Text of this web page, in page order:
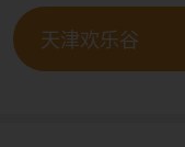
天津欢乐谷